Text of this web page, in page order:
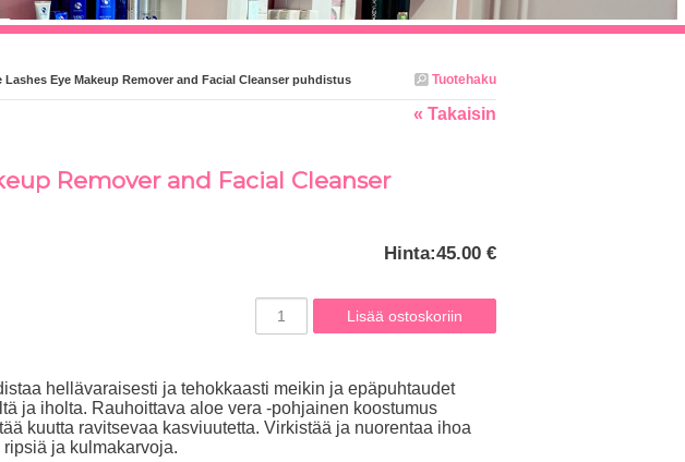
Tuotehaku
Lashes Eye Makeup Remover and Facial Cleanser puhdistus
« Takaisin
Remover and Facial Cleanser
Hinta:45.00 €
hellävaraisesti ja tehokkaasti meikin ja epäpuhtaudet
ja iholta. Rauhoittava aloe vera -pohjainen koostumus
kuutta ravitsevaa kasviuutetta. Virkistää ja nuorentaa ihoa
ripsiä ja kulmakarvoja.